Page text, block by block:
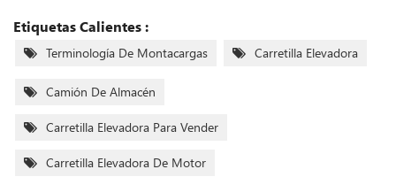
Etiquetas Calientes :
Terminología De Montacargas Carretilla Elevadora
Camión De Almacén
Carretilla Elevadora Para Vender
Carretilla Elevadora De Motor